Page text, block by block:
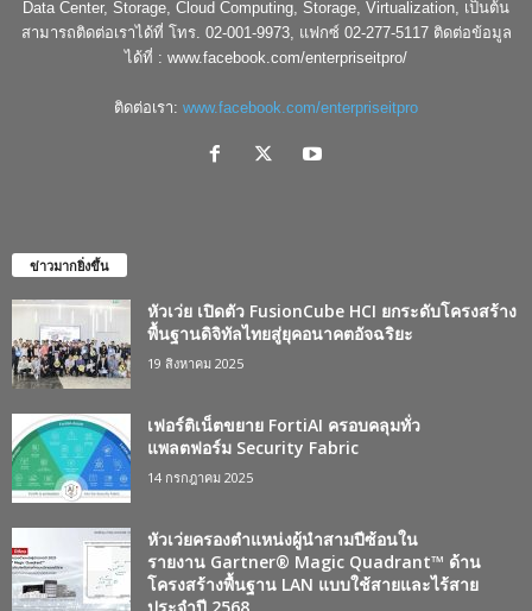
Data Center, Storage, Cloud Computing, Storage, Virtualization, เป็นต้น
สามารถติดต่อเราได้ที่ โทร. 02-001-9973, แฟกซ์ 02-277-5117 ติดต่อข้อมูล
ได้ที่ : www.facebook.com/enterpriseitpro/
ติดต่อเรา: www.facebook.com/enterpriseitpro
ข่าวมากยิ่งขึ้น
หัวเว่ย เปิดตัว FusionCube HCI ยกระดับโครงสร้าง
พื้นฐานดิจิทัลไทยสู่ยุคอนาคตอัจฉริยะ
19 สิงหาคม 2025
เฟอร์ติเน็ตขยาย FortiAI ครอบคลุมทั่ว
แพลตฟอร์ม Security Fabric
14 กรกฎาคม 2025
หัวเว่ยครองตำแหน่งผู้นำสามปีซ้อนใน
รายงาน Gartner® Magic Quadrant™ ด้าน
โครงสร้างพื้นฐาน LAN แบบใช้สายและไร้สาย
ประจำปี 2568